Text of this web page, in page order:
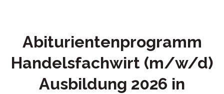
Abiturientenprogramm
Handelsfachwirt (m/w/d)
Ausbildung 2026 in